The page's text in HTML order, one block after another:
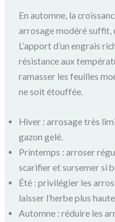
En automne, la
arrosage modéré suffit,
L’apport d’un engrais
résistance aux
ramasser les feuilles
ne soit étouffée.
Hiver : arrosage très
gazon gelé.
Printemps : arroser
scarifier et sursemer si
Été : privilégier les
laisser l’herbe plus haute.
Automne : réduire les